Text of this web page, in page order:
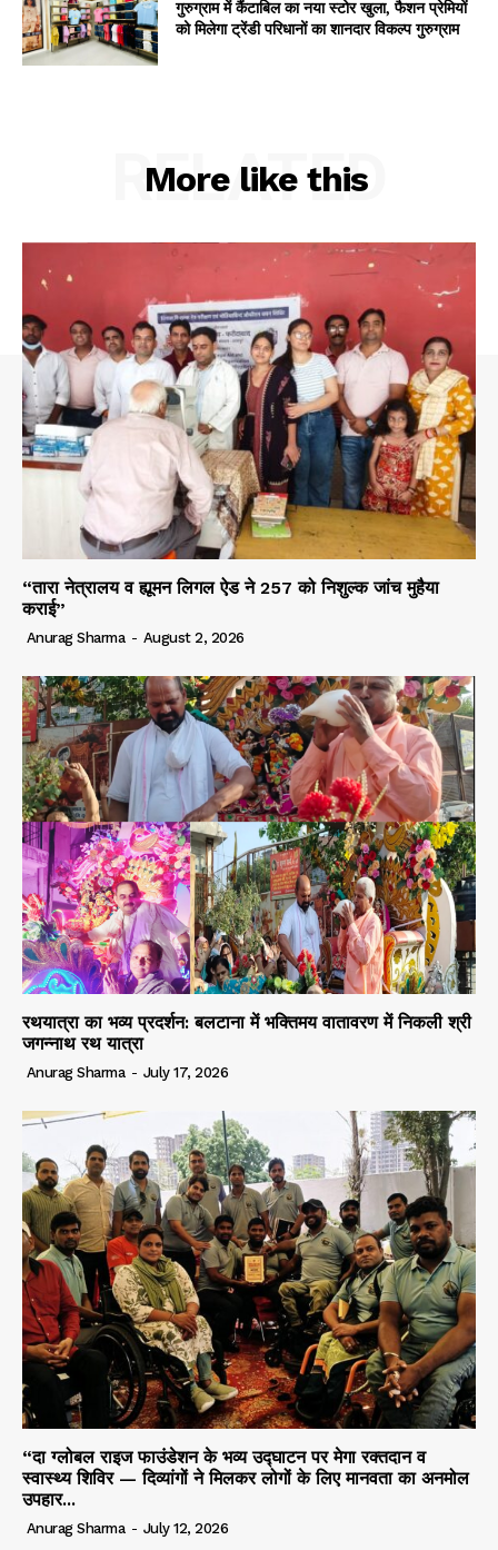
गुरुग्राम में कैंटाबिल का नया स्टोर खुला, फैशन प्रेमियों
को मिलेगा ट्रेंडी परिधानों का शानदार विकल्प गुरुग्राम
More like this
RELATED
“तारा नेत्रालय व ह्यूमन लिगल ऐड ने 257 को निशुल्क जांच मुहैया
कराई”
Anurag Sharma - August 2, 2026
रथयात्रा का भव्य प्रदर्शन: बलटाना में भक्तिमय वातावरण में निकली श्री
जगन्नाथ रथ यात्रा
Anurag Sharma - July 17, 2026
“दा ग्लोबल राइज फाउंडेशन के भव्य उद्घाटन पर मेगा रक्तदान व
स्वास्थ्य शिविर — दिव्यांगों ने मिलकर लोगों के लिए मानवता का अनमोल
उपहार...
Anurag Sharma - July 12, 2026